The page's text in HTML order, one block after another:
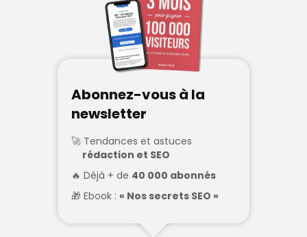
Abonnez-vous à la
newsletter
Tendances et astuces
rédaction et SEO
Déjà + de 40 000 abonnés
Ebook : « Nos secrets SEO »